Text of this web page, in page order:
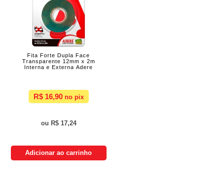
Fita Forte Dupla Face
Transparente 12mm x 2m
Interna e Externa Adere
R$ 16,90
R$ 17,24
Adicionar ao carrinho